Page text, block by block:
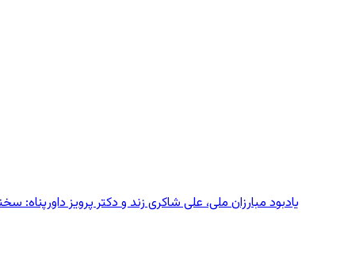
یادبود مبارزان ملی، علی شاکری زند و دکتر پرویز